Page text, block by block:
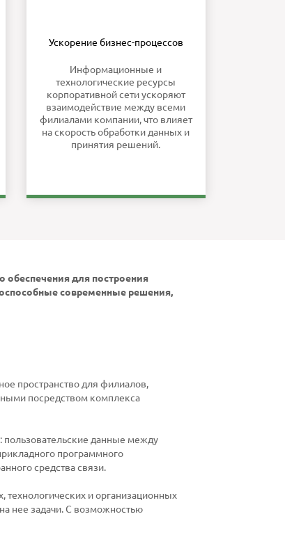
Ускорение бизнес-процессов
Информационные и
технологические ресурсы
корпоративной сети ускоряют
взаимодействие между всеми
филиалами компании, что влияет
на скорость обработки данных и
принятия решений.
для построения
современные решения,
пространство для филиалов,
посредством комплекса
пользовательские данные между
программного
средства связи.
и организационных
нее задачи. С возможностью